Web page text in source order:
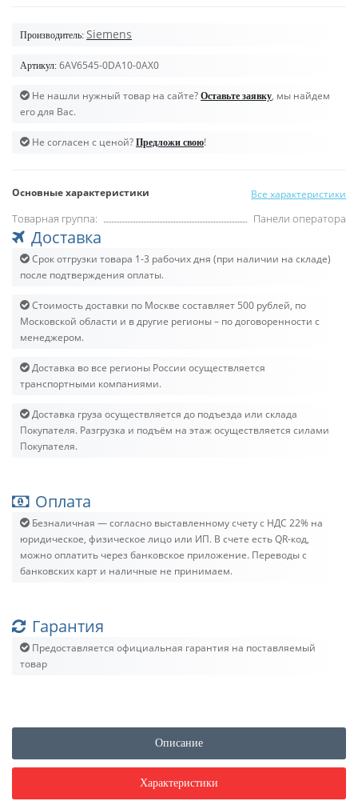
Производитель: Siemens
Артикул: 6AV6545-0DA10-0AX0
Не нашли нужный товар на сайте? Оставьте заявку, мы найдем
его для Вас.
Не согласен с ценой? Предложи свою!
Основные характеристики Все характеристики
Товарная группа: Панели оператора
Доставка
Срок отгрузки товара 1-3 рабочих дня (при наличии на складе)
после подтверждения оплаты.
Стоимость доставки по Москве составляет 500 рублей, по
Московской области и в другие регионы – по договоренности с
менеджером.
Доставка во все регионы России осуществляется
транспортными компаниями.
Доставка груза осуществляется до подъезда или склада
Покупателя. Разгрузка и подъём на этаж осуществляется силами
Покупателя.
Оплата
Безналичная — согласно выставленному счету c НДС 22% на
юридическое, физическое лицо или ИП. В счете есть QR-код,
можно оплатить через банковское приложение. Переводы с
банковских карт и наличные не принимаем.
Гарантия
Предоставляется официальная гарантия на поставляемый
товар
Описание
Характеристики